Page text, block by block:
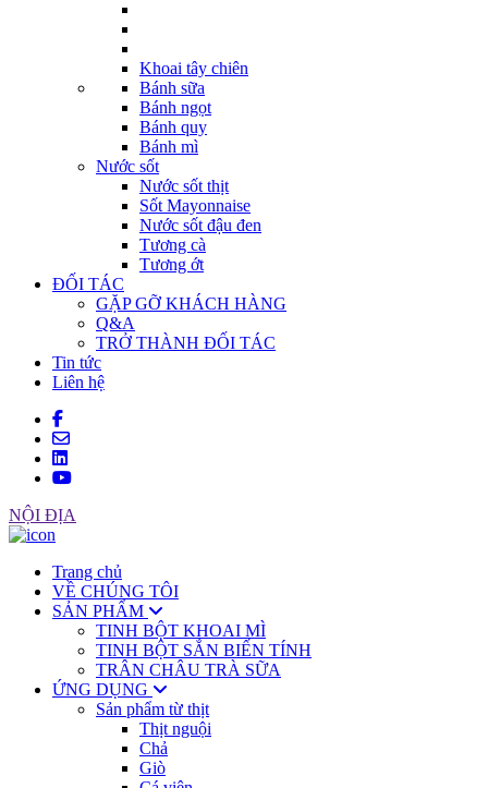
Khoai tây chiên
Bánh sữa
Bánh ngọt
Bánh quy
Bánh mì
Nước sốt
Nước sốt thịt
Sốt Mayonnaise
Nước sốt đậu đen
Tương cà
Tương ớt
ĐỐI TÁC
GẶP GỠ KHÁCH HÀNG
Q&A
TRỞ THÀNH ĐỐI TÁC
Tin tức
Liên hệ
NỘI ĐỊA
Trang chủ
VỀ CHÚNG TÔI
SẢN PHẨM
TINH BỘT KHOAI MÌ
TINH BỘT SẮN BIẾN TÍNH
TRÂN CHÂU TRÀ SỮA
ỨNG DỤNG
Sản phẩm từ thịt
Thịt nguội
Chả
Giò